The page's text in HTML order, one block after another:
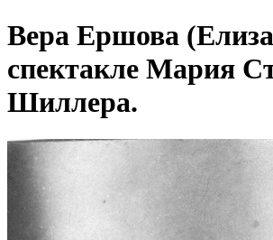
Вера Ершова
спектакле Мария
Шиллера.